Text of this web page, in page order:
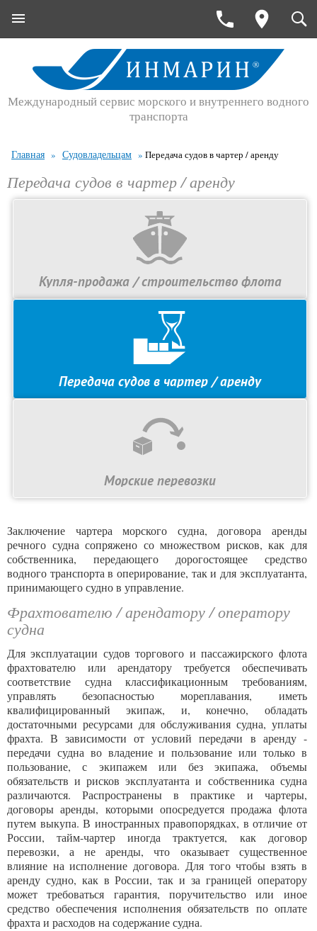
Международный сервис морского и внутреннего водного
транспорта
Главная » Судовладельцам » Передача судов в чартер / аренду
Передача судов в чартер / аренду
Купля-продажа / строительство флота
Передача судов в чартер / аренду
Морские перевозки
Заключение чартера морского судна, договора аренды
речного судна сопряжено со множеством рисков, как для
собственника, передающего дорогостоящее средство
водного транспорта в оперирование, так и для эксплуатанта,
принимающего судно в управление.
Фрахтователю / арендатору / оператору
судна
Для эксплуатации судов торгового и пассажирского флота
фрахтователю или арендатору требуется обеспечивать
соответствие судна классификационным требованиям,
управлять безопасностью мореплавания, иметь
квалифицированный экипаж, и, конечно, обладать
достаточными ресурсами для обслуживания судна, уплаты
фрахта. В зависимости от условий передачи в аренду -
передачи судна во владение и пользование или только в
пользование, с экипажем или без экипажа, объемы
обязательств и рисков эксплуатанта и собственника судна
различаются. Распространены в практике и чартеры,
договоры аренды, которыми опосредуется продажа флота
путем выкупа. В иностранных правопорядках, в отличие от
России, тайм-чартер иногда трактуется, как договор
перевозки, а не аренды, что оказывает существенное
влияние на исполнение договора. Для того чтобы взять в
аренду судно, как в России, так и за границей оператору
может требоваться гарантия, поручительство или иное
средство обеспечения исполнения обязательств по оплате
фрахта и расходов на содержание судна.